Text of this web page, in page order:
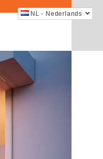
NL - Nederlands